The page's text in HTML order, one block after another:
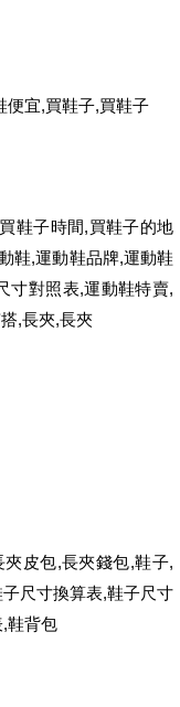
便宜,買鞋子,買鞋子
買鞋子時間,買鞋子的地
鞋,運動鞋品牌,運動鞋
寸對照表,運動鞋特賣,
,長夾,長夾
夾皮包,長夾錢包,鞋子,
子尺寸換算表,鞋子尺寸
,鞋背包